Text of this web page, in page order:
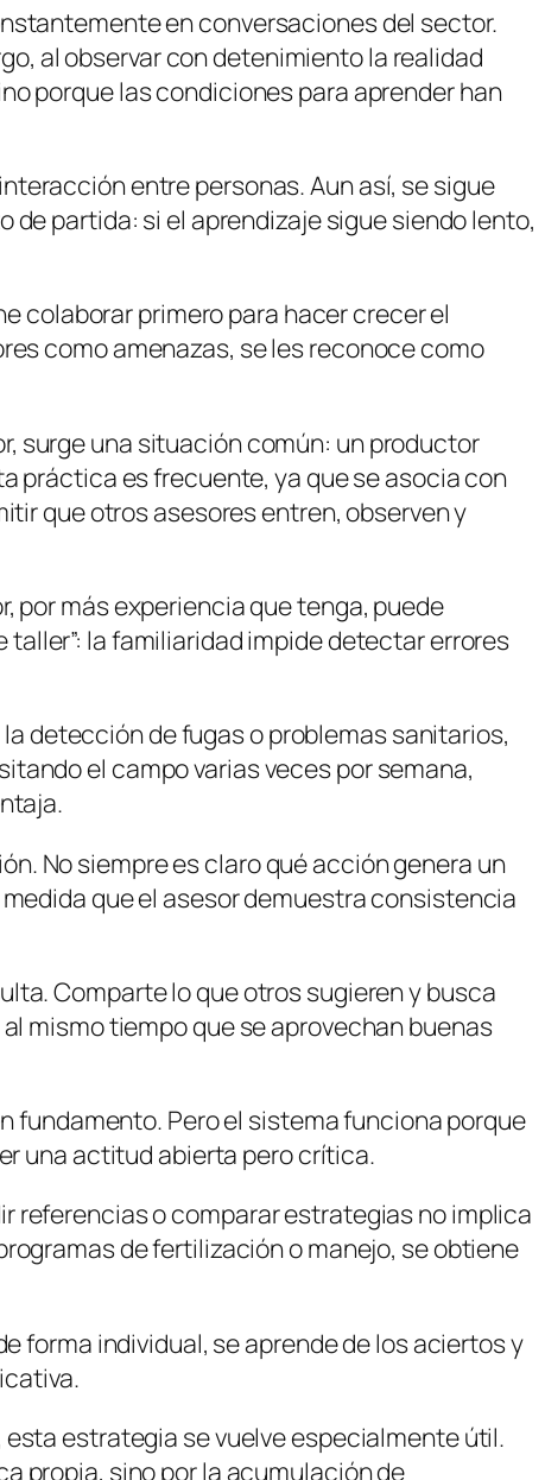
en conversaciones del sector.
al observar con detenimiento la realidad
porque las condiciones para aprender han
entre personas. Aun así, se sigue
partida: si el aprendizaje sigue siendo lento,
colaborar primero para hacer crecer el
como amenazas, se les reconoce como
surge una situación común: un productor
práctica es frecuente, ya que se asocia con
que otros asesores entren, observen y
por más experiencia que tenga, puede
la familiaridad impide detectar errores
detección de fugas o problemas sanitarios,
el campo varias veces por semana,
No siempre es claro qué acción genera un
que el asesor demuestra consistencia
Comparte lo que otros sugieren y busca
mismo tiempo que se aprovechan buenas
fundamento. Pero el sistema funciona porque
una actitud abierta pero crítica.
referencias o comparar estrategias no implica
de fertilización o manejo, se obtiene
forma individual, se aprende de los aciertos y
estrategia se vuelve especialmente útil.
propia, sino por la acumulación de